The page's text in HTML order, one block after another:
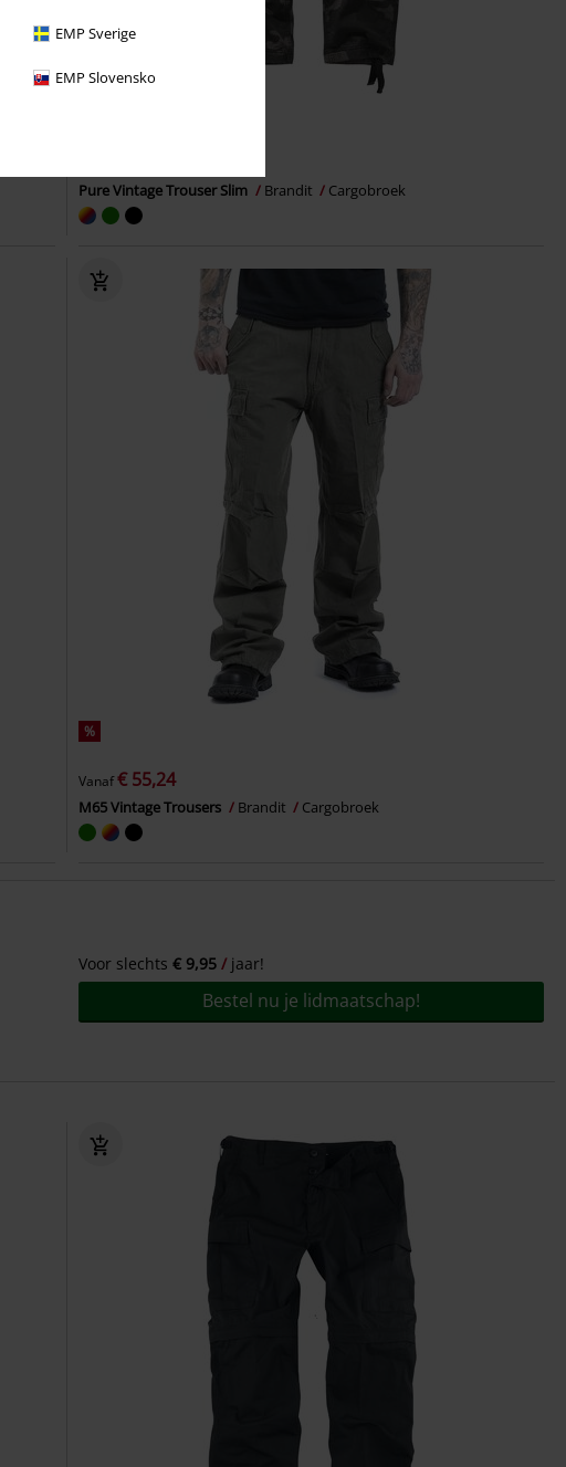
EMP Sverige
EMP Slovensko
Pure Vintage Trouser Slim Brandit Cargobroek
%
Vanaf€ 55,24
M65 Vintage Trousers Brandit Cargobroek
Voor slechts € 9,95 jaar!
Bestel nu je lidmaatschap!